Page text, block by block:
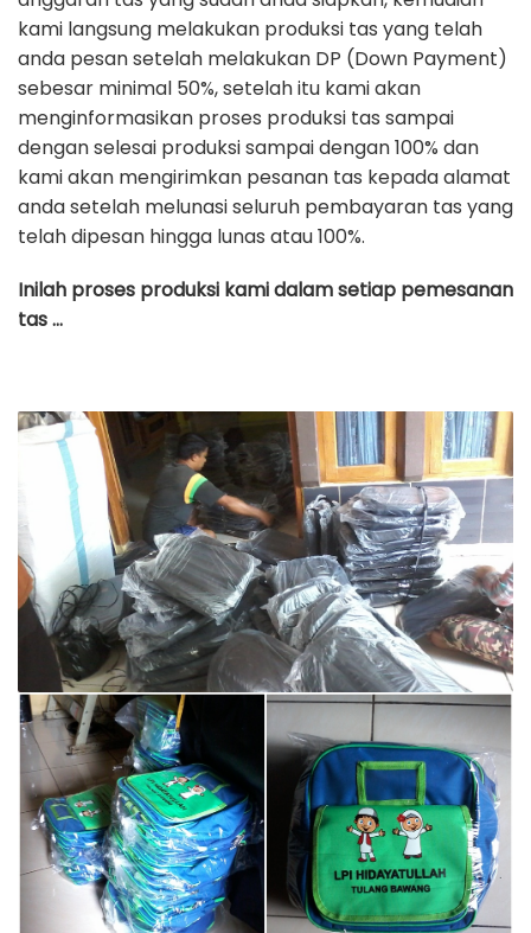
kami langsung melakukan produksi tas yang telah
anda pesan setelah melakukan DP (Down Payment)
sebesar minimal 50%, setelah itu kami akan
menginformasikan proses produksi tas sampai
dengan selesai produksi sampai dengan 100% dan
kami akan mengirimkan pesanan tas kepada alamat
anda setelah melunasi seluruh pembayaran tas yang
telah dipesan hingga lunas atau 100%.
Inilah proses produksi kami dalam setiap pemesanan
tas …